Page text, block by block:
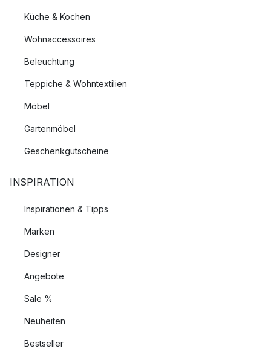
Küche & Kochen
Wohnaccessoires
Beleuchtung
Teppiche & Wohntextilien
Möbel
Gartenmöbel
Geschenkgutscheine
INSPIRATION
Inspirationen & Tipps
Marken
Designer
Angebote
Sale %
Neuheiten
Bestseller